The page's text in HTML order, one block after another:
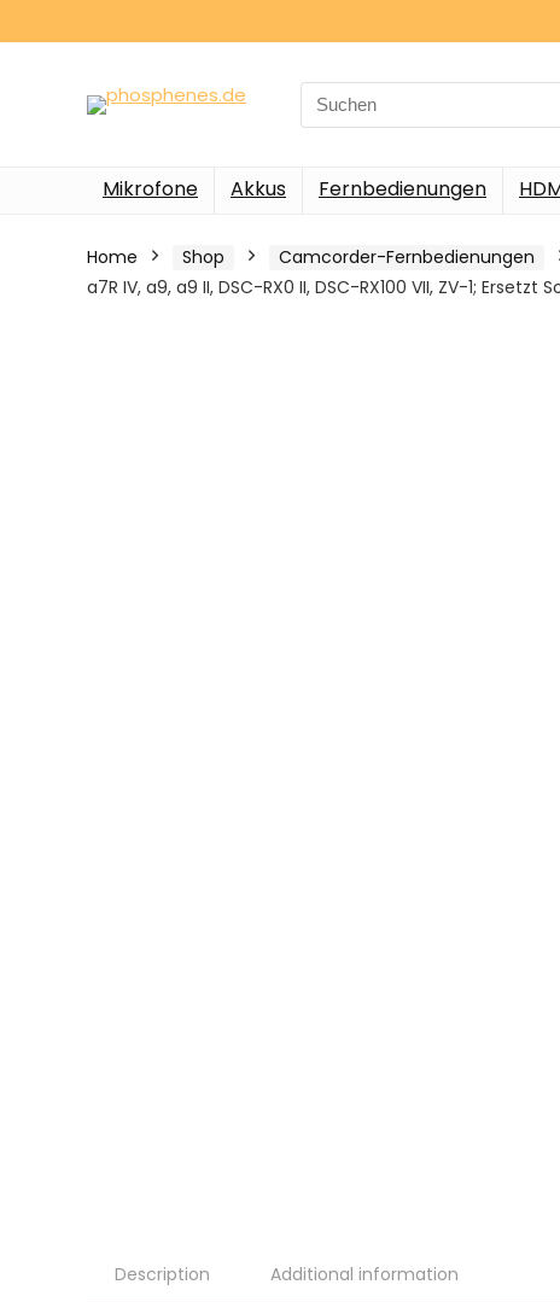
Search
for:
Mikrofone Akkus Fernbedienungen
Home Shop Camcorder-Fernbedienungen
a7R IV, a9, a9 II, DSC-RX0 II, DSC-RX100 VII, ZV-1; Ersetzt
Description Additional information